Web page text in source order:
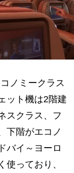
ノミークラス
ット機は2階建
スクラス、フ
下階がエコノ
バイ～ヨーロ
使っており、